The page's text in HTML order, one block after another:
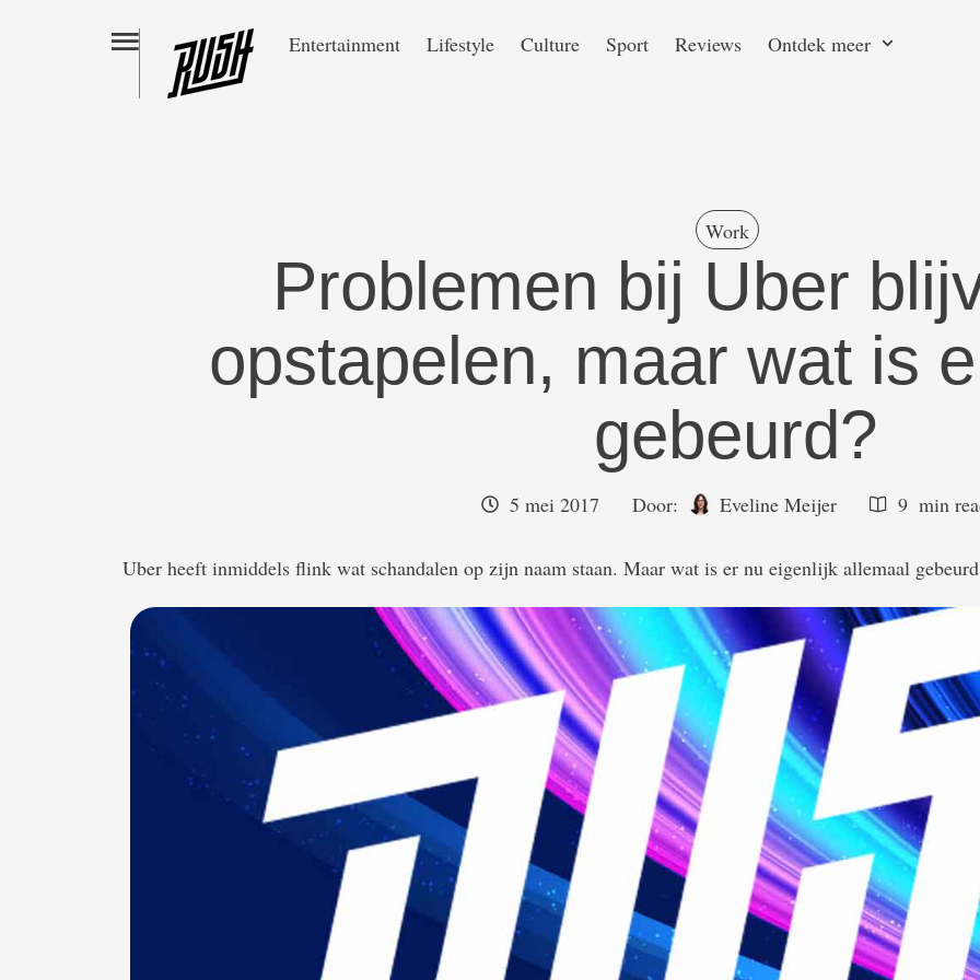
Entertainment Lifestyle Culture Sport Reviews Ontdek meer
Work
Problemen bij Uber
opstapelen, maar wat is
gebeurd?
5 mei 2017 Door: Eveline Meijer 9 min
Uber heeft inmiddels flink wat schandalen op zijn naam staan. Maar wat is er nu eigenlijk allemaal